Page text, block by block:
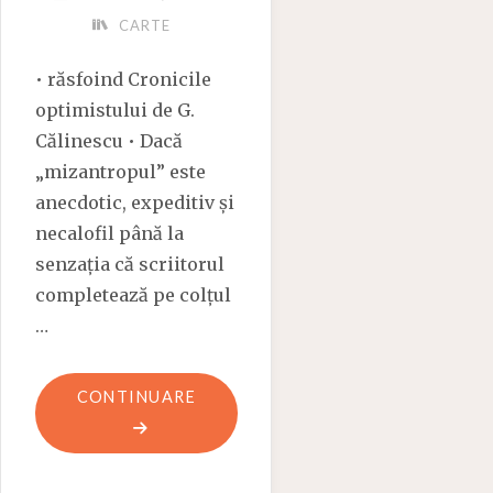
CARTE
• răsfoind Cronicile
optimistului de G.
Călinescu • Dacă
„mizantropul” este
anecdotic, expeditiv și
necalofil până la
senzația că scriitorul
completează pe colțul
…
CONTINUARE "ÎNCEPE
„MAREA
SERIOZITATE”"